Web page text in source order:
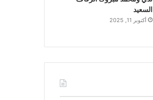
السعيد
أكتوبر 11, 2025